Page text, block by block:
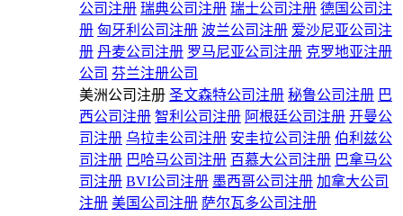
公司注册 瑞典公司注册 瑞士公司注册 德国公司注
册 匈牙利公司注册 波兰公司注册 爱沙尼亚公司注
册 丹麦公司注册 罗马尼亚公司注册 克罗地亚注册
公司 芬兰注册公司
美洲公司注册 圣文森特公司注册 秘鲁公司注册 巴
西公司注册 智利公司注册 阿根廷公司注册 开曼公
司注册 乌拉圭公司注册 安圭拉公司注册 伯利兹公
司注册 巴哈马公司注册 百慕大公司注册 巴拿马公
司注册 BVI公司注册 墨西哥公司注册 加拿大公司
注册 美国公司注册 萨尔瓦多公司注册